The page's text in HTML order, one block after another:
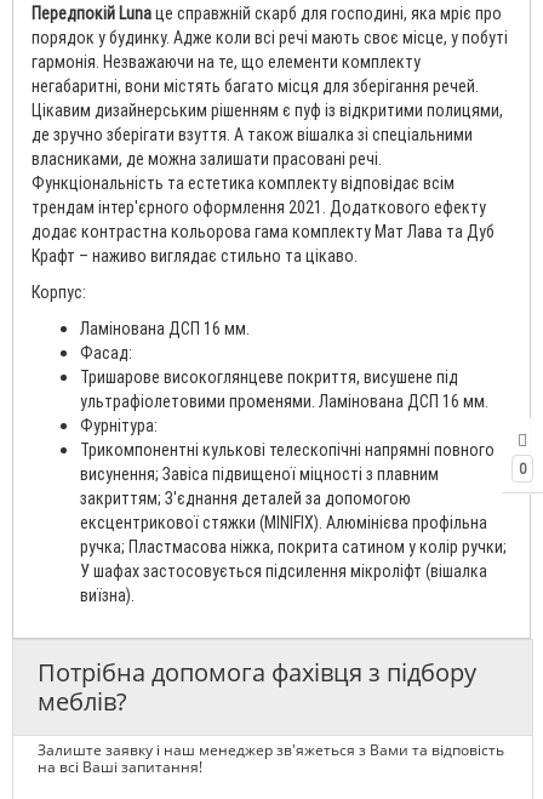
0
Передпокій Lunaце справжній скарб для господині, яка мріє про
порядок у будинку. Адже коли всі речі мають своє місце, у побуті
гармонія. Незважаючи на те, що елементи комплекту
негабаритні, вони містять багато місця для зберігання речей.
Цікавим дизайнерським рішенням є пуф із відкритими полицями,
де зручно зберігати взуття. А також вішалка зі спеціальними
власниками, де можна залишати прасовані речі.
Функціональність та естетика комплекту відповідає всім
трендам інтер'єрного оформлення 2021. Додаткового ефекту
додає контрастна кольорова гама комплекту Мат Лава та Дуб
Крафт – наживо виглядає стильно та цікаво.
Корпус:
Ламінована ДСП 16 мм.
Фасад:
Тришарове високоглянцеве покриття, висушене під
ультрафіолетовими променями. Ламінована ДСП 16 мм.
Фурнітура:
Трикомпонентні кулькові телескопічні напрямні повного
висунення; Завіса підвищеної міцності з плавним
закриттям; З'єднання деталей за допомогою
ексцентрикової стяжки (MINIFIX). Алюмінієва профільна
ручка; Пластмасова ніжка, покрита сатином у колір ручки;
У шафах застосовується підсилення мікроліфт (вішалка
виїзна).
Потрібна допомога фахівця з підбору
меблів?
Залиште заявку і наш менеджер зв'яжеться з Вами та відповість
на всі Ваші запитання!